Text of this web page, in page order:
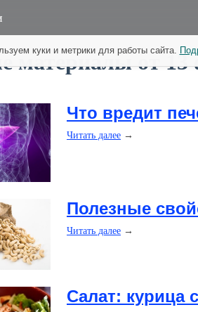
куки и метрики для работы сайта.
материалы от 13
Что вредит
Читать далее →
Полезные
Читать далее →
Салат: курица